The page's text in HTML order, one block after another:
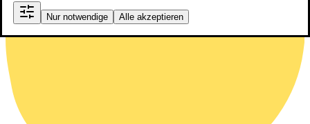
Nur notwendige Alle akzeptieren